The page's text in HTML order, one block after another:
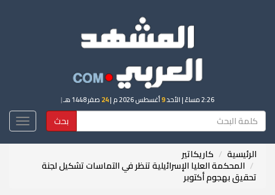
2:26 مساءً | الأحد9أغسطس 2026 م | 24 صفر 1448 هـ |
بحث
الرئيسية كاريكاتير
المحكمة العليا الإسرائيلية تنظر في التماسات تشكيل لجنة
تحقيق بهجوم أكتوبر